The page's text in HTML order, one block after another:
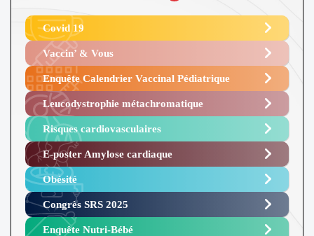
Covid 19
Vaccin’ & Vous
Enquête Calendrier Vaccinal Pédiatrique
Leucodystrophie métachromatique
Risques cardiovasculaires
E-poster Amylose cardiaque ​
Obésité ​
Congrès SRS 2025 ​
Enquête Nutri-Bébé ​